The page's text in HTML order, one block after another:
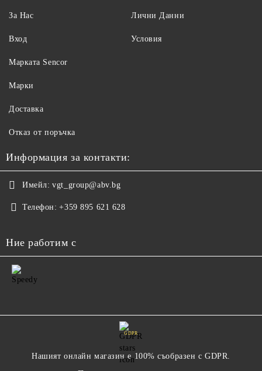
За Нас
Вход
Лични Данни
Условия
Maрката Sencor
Марки
Доставка
Отказ от поръчка
Информация за контакти:
Имейл: vgt_group@abv.bg
Телефон: +359 895 621 628
Ние работим с
GDPR
Нашият онлайн магазин е 100% съобразен с GDPR.